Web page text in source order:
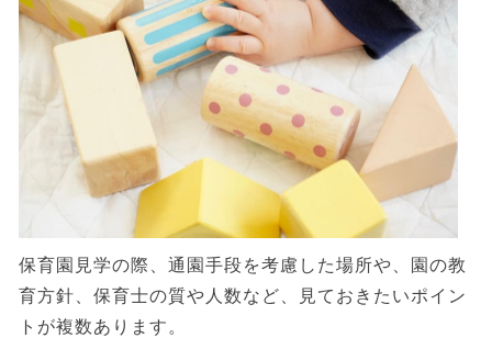
保育園見学の際、通園手段を考慮した場所や、園の教
育方針、保育士の質や人数など、見ておきたいポイン
トが複数あります。